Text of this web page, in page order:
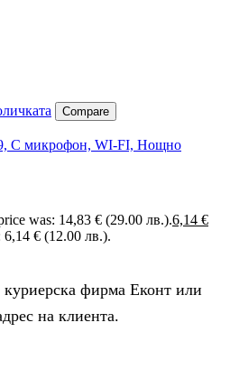
Compare
С микрофон, WI-FI, Нощно
was: 14,83 € (29.00 лв.).6,14 €
€ (12.00 лв.).
фирма Еконт или
на клиента.